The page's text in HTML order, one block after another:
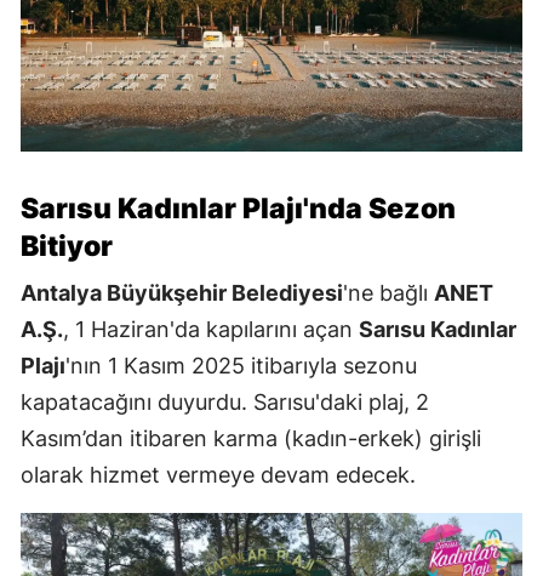
Sarısu Kadınlar Plajı'nda Sezon
Bitiyor
Antalya Büyükşehir Belediyesi'ne bağlı ANET
A.Ş., 1 Haziran'da kapılarını açan Sarısu Kadınlar
Plajı'nın 1 Kasım 2025 itibarıyla sezonu
kapatacağını duyurdu. Sarısu'daki plaj, 2
Kasım’dan itibaren karma (kadın-erkek) girişli
olarak hizmet vermeye devam edecek.